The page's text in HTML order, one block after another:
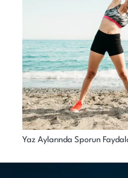
Yaz Aylarında Sporun